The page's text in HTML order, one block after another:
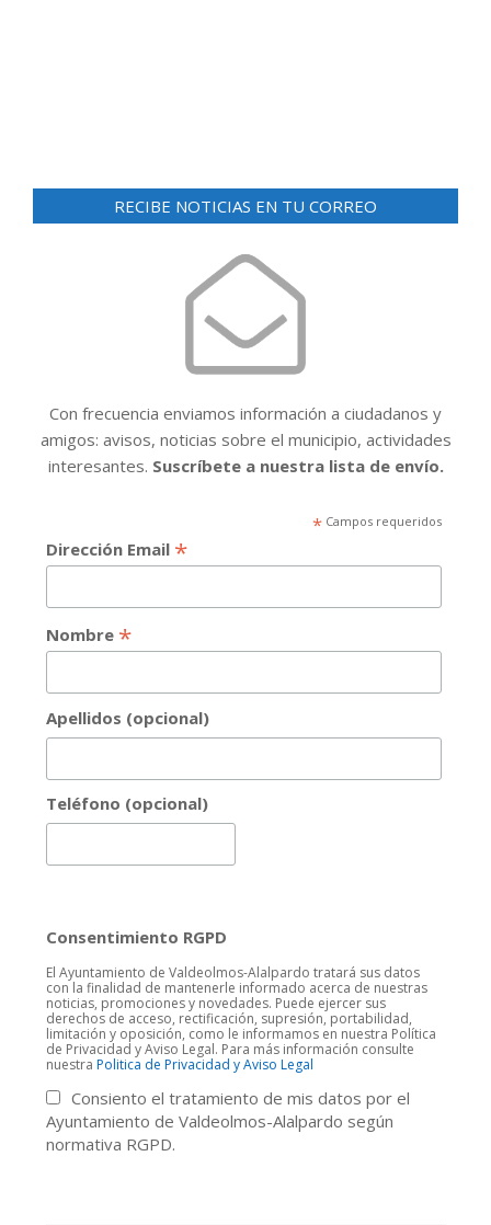
t
o
RECIBE NOTICIAS EN TU CORREO
Con frecuencia enviamos información a ciudadanos y
amigos: avisos, noticias sobre el municipio, actividades
interesantes. Suscríbete a nuestra lista de envío.
*Campos requeridos
Dirección Email *
Nombre *
Apellidos (opcional)
Teléfono (opcional)
Consentimiento RGPD
El Ayuntamiento de Valdeolmos-Alalpardo tratará sus datos
con la finalidad de mantenerle informado acerca de nuestras
noticias, promociones y novedades. Puede ejercer sus
derechos de acceso, rectificación, supresión, portabilidad,
limitación y oposición, como le informamos en nuestra Política
de Privacidad y Aviso Legal. Para más información consulte
nuestra Politica de Privacidad y Aviso Legal
Consiento el tratamiento de mis datos por el
Ayuntamiento de Valdeolmos-Alalpardo según
normativa RGPD.